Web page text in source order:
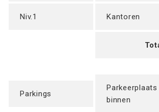
Niv.1 Kantoren
Parkings
Parkeerplaats
binnen